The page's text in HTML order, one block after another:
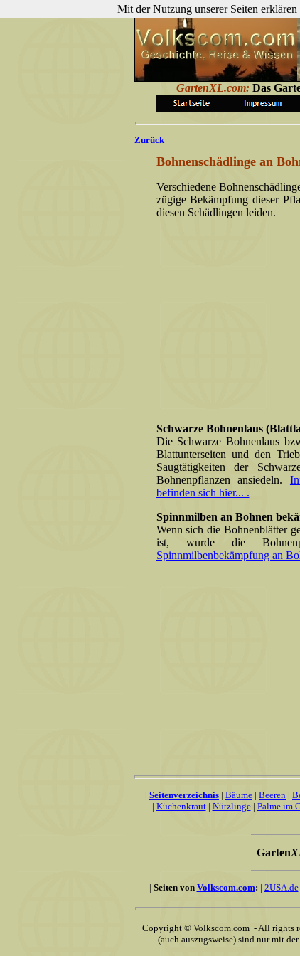
GartenXL.com: Das
Zurück
Bohnenschädlinge an
Verschiedene
zügige Bekämpfung dieser
diesen Schädlingen leiden.
Schwarze Bohnenlaus
Die Schwarze Bohnenlaus
Blattunterseiten und den
Saugtätigkeiten der
Bohnenpflanzen ansiedeln.
befinden sich hier... .
Spinnmilben an Bohnen
Wenn sich die Bohnenblätter
ist, wurde die
Spinnmilbenbekämpfung an
| Seitenverzeichnis | Bäume | Beeren |
| Küchenkraut| Nützlinge| Palme im
Garten
| Seiten von Volkscom.com: | 2USA.de
Copyright © Volkscom.com - All rights
(auch auszugsweise) sind nur mit
Mit der Nutzung unserer Seiten